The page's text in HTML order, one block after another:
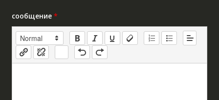
сообщение *